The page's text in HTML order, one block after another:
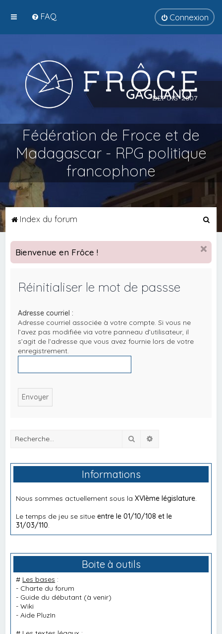
FAQ Connexion
Fédération de Froce et de
Madagascar - RPG politique
francophone
Index du forum
c
h
Bienvenue en Frôce !
Réinitialiser le mot de passse
Adresse courriel :
Adresse courriel associée à votre compte. Si vous ne
l’avez pas modifiée via votre panneau d’utilisateur, il
s’agit de l’adresse que vous avez fournie lors de votre
enregistrement.
Rechercher
Informations
Nous sommes actuellement sous laXVIème législature
Le temps de jeu se situeentre le 01/10/108 et le
31/03/110
Boite à outils
# Les bases :
- Charte du forum
- Guide du débutant (à venir)
-Wiki
-Aide PluzIn